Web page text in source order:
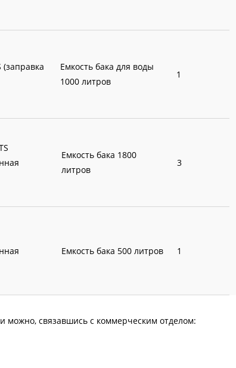
Емкость бака для воды
1000 литров
1
Емкость бака 1800
литров
3
Емкость бака 500 литров 1
можно, связавшись с коммерческим отделом: